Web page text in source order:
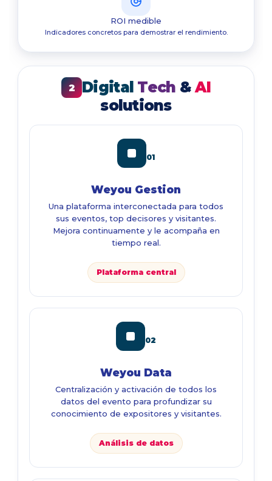
ROI medible
Indicadores concretos para demostrar el rendimiento.
2 Digital Tech & AI
solutions
01
Weyou Gestion
Una plataforma interconectada para todos
sus eventos, top decisores y visitantes.
Mejora continuamente y le acompaña en
tiempo real.
Plataforma central
02
Weyou Data
Centralización y activación de todos los
datos del evento para profundizar su
conocimiento de expositores y visitantes.
Análisis de datos